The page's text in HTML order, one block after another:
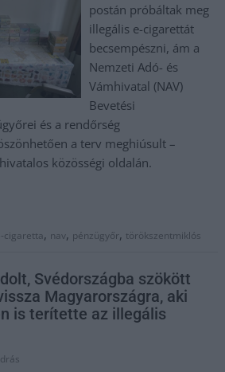
postán próbáltak meg
illegális e-cigarettát
becsempészni, ám a
Nemzeti Adó- és
Vámhivatal (NAV)
Bevetési
és a rendőrség
a terv meghiúsult –
közösségi oldalán.
cigaretta, nav, pénzügyőr, törökszentmiklós
Svédországba szökött
Magyarországra, aki
is terítette az illegális